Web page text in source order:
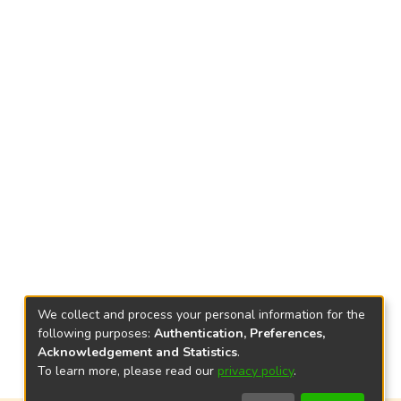
We collect and process your personal information for the
following purposes: Authentication, Preferences,
Acknowledgement and Statistics.
To learn more, please read our privacy policy.